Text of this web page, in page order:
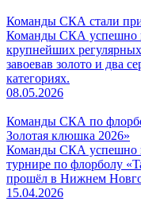
Команды СКА стали
Команды СКА успешно
крупнейших
завоевав золото и два
категориях.
08.05.2026
Команды СКА по
Золотая клюшка 2026»
Команды СКА успешно
турнире по флорболу
прошёл в Нижнем
15.04.2026